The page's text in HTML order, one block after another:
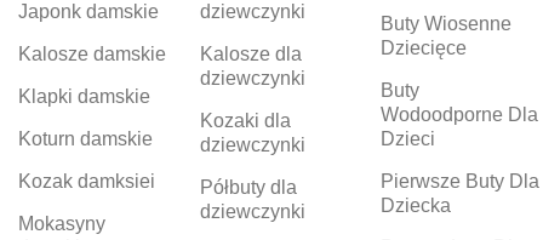
Japonk damskie
Kalosze damskie
Klapki damskie
Koturn damskie
Kozak damksiei
Mokasyny
dziewczynki
Kalosze dla
dziewczynki
Kozaki dla
dziewczynki
Półbuty dla
dziewczynki
Buty Wiosenne
Dziecięce
Buty
Wodoodporne Dla
Dzieci
Pierwsze Buty Dla
Dziecka